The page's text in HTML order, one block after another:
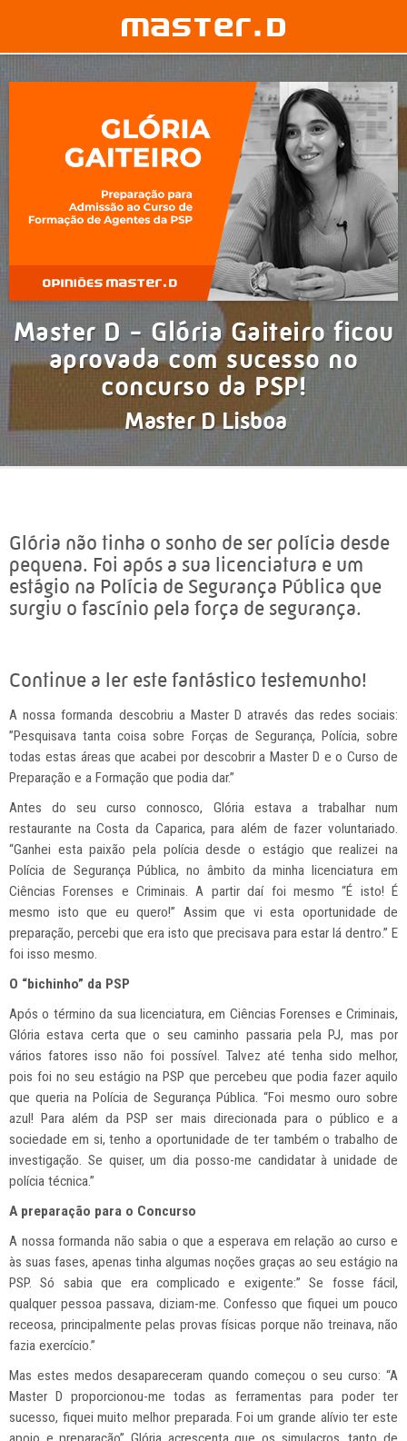
Master D - Glória Gaiteiro ficou
aprovada com sucesso no
concurso da PSP!
Master D Lisboa
Glória não tinha o sonho de ser polícia desde
pequena. Foi após a sua licenciatura e um
estágio na Polícia de Segurança Pública que
surgiu o fascínio pela força de segurança.
Continue a ler este fantástico testemunho!
A nossa formanda descobriu a Master D através das redes sociais:
”Pesquisava tanta coisa sobre Forças de Segurança, Polícia, sobre
todas estas áreas que acabei por descobrir a Master D e o Curso de
Preparação e a Formação que podia dar.”
Antes do seu curso connosco, Glória estava a trabalhar num
restaurante na Costa da Caparica, para além de fazer voluntariado.
“Ganhei esta paixão pela polícia desde o estágio que realizei na
Polícia de Segurança Pública, no âmbito da minha licenciatura em
Ciências Forenses e Criminais. A partir daí foi mesmo “É isto! É
mesmo isto que eu quero!” Assim que vi esta oportunidade de
preparação, percebi que era isto que precisava para estar lá dentro.” E
foi isso mesmo.
O “bichinho” da PSP
Após o término da sua licenciatura, em Ciências Forenses e Criminais,
Glória estava certa que o seu caminho passaria pela PJ, mas por
vários fatores isso não foi possível. Talvez até tenha sido melhor,
pois foi no seu estágio na PSP que percebeu que podia fazer aquilo
que queria na Polícia de Segurança Pública. “Foi mesmo ouro sobre
azul! Para além da PSP ser mais direcionada para o público e a
sociedade em si, tenho a oportunidade de ter também o trabalho de
investigação. Se quiser, um dia posso-me candidatar à unidade de
polícia técnica.”
A preparação para o Concurso
A nossa formanda não sabia o que a esperava em relação ao curso e
às suas fases, apenas tinha algumas noções graças ao seu estágio na
PSP. Só sabia que era complicado e exigente:” Se fosse fácil,
qualquer pessoa passava, diziam-me. Confesso que fiquei um pouco
receosa, principalmente pelas provas físicas porque não treinava, não
fazia exercício.”
Mas estes medos desapareceram quando começou o seu curso: “A
Master D proporcionou-me todas as ferramentas para poder ter
sucesso, fiquei muito melhor preparada. Foi um grande alívio ter este